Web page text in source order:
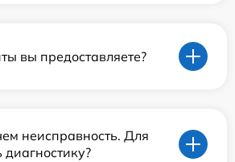
вы предоставляете?
неисправность. Для
диагностику?